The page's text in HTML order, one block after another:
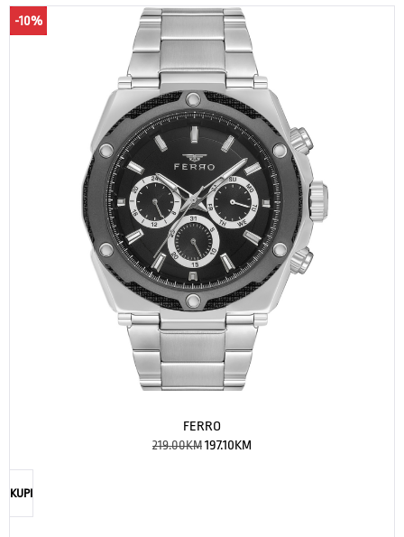
-10%
FERRO
219.00KM197.10KM
KUPI